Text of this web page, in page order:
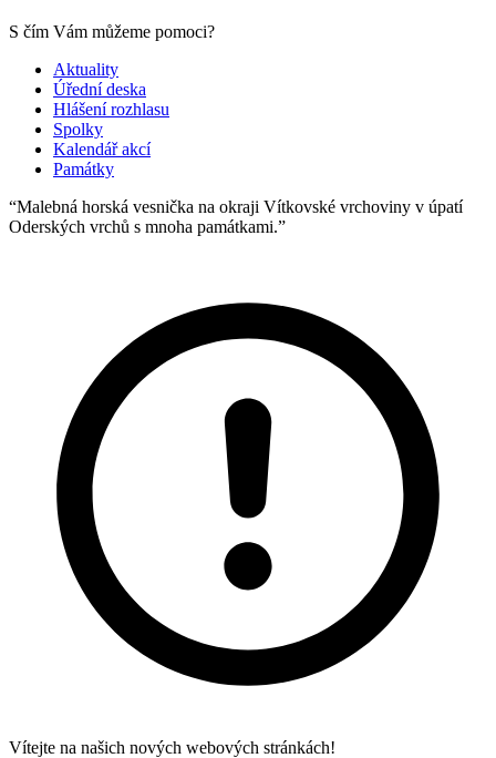
S čím Vám můžeme pomoci?
Aktuality
Úřední deska
Hlášení rozhlasu
Spolky
Kalendář akcí
Památky
“Malebná horská vesnička na okraji Vítkovské vrchoviny v úpatí
Oderských vrchů s mnoha památkami.”
Vítejte na našich nových webových stránkách!